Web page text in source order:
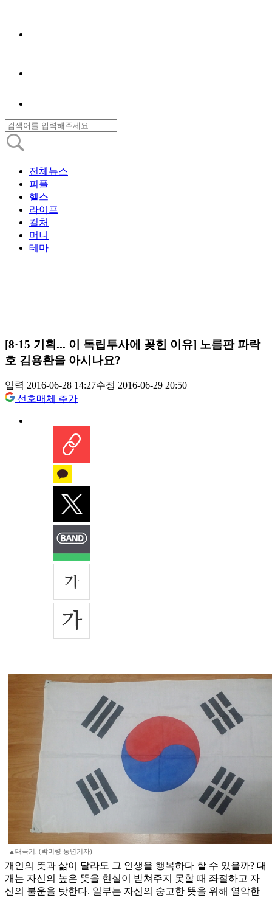
전체뉴스
피플
헬스
라이프
컬처
머니
테마
[8·15 기획... 이 독립투사에 꽂힌 이유] 노름판 파락
호 김용환을 아시나요?
입력 2016-06-28 14:27수정 2016-06-29 20:50
선호매체 추가
▲태극기. (박미령 동년기자)
개인의 뜻과 삶이 달라도 그 인생을 행복하다 할 수 있을까? 대
개는 자신의 높은 뜻을 현실이 받쳐주지 못할 때 좌절하고 자
신의 불운을 탓한다. 일부는 자신의 숭고한 뜻을 위해 열악한